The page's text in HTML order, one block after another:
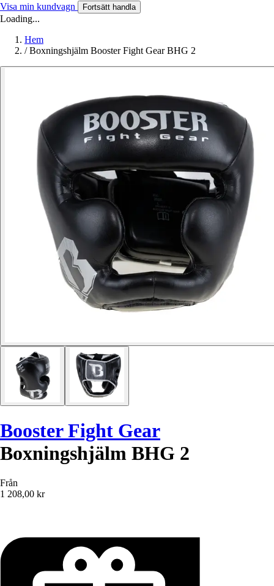
Visa min kundvagn Fortsätt handla
Loading...
Hem
/ Boxningshjälm Booster Fight Gear BHG 2
Booster Fight Gear
Boxningshjälm BHG 2
Från
1 208,00 kr